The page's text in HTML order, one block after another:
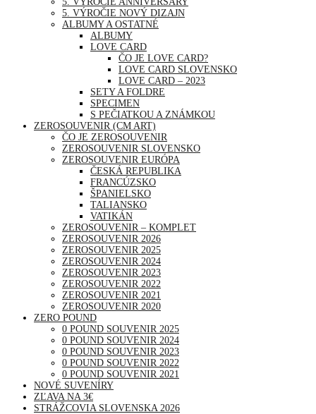
5. VÝROČIE NOVÝ DIZAJN
ALBUMY A OSTATNÉ
ALBUMY
LOVE CARD
ČO JE LOVE CARD?
LOVE CARD SLOVENSKO
LOVE CARD – 2023
SETY A FOLDRE
SPECIMEN
S PEČIATKOU A ZNÁMKOU
ZEROSOUVENIR (CM ART)
ČO JE ZEROSOUVENIR
ZEROSOUVENIR SLOVENSKO
ZEROSOUVENIR EURÓPA
ČESKÁ REPUBLIKA
FRANCÚZSKO
ŠPANIELSKO
TALIANSKO
VATIKÁN
ZEROSOUVENIR – KOMPLET
ZEROSOUVENIR 2026
ZEROSOUVENIR 2025
ZEROSOUVENIR 2024
ZEROSOUVENIR 2023
ZEROSOUVENIR 2022
ZEROSOUVENIR 2021
ZEROSOUVENIR 2020
ZERO POUND
0 POUND SOUVENIR 2025
0 POUND SOUVENIR 2024
0 POUND SOUVENIR 2023
0 POUND SOUVENIR 2022
0 POUND SOUVENIR 2021
NOVÉ SUVENÍRY
ZĽAVA NA 3€
STRÁŽCOVIA SLOVENSKA 2026